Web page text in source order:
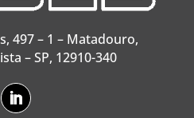
497 – 1 – Matadouro,
– SP, 12910-340